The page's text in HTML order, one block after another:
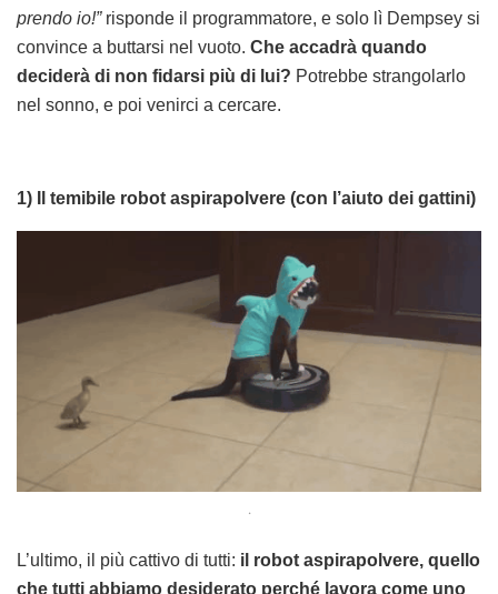
prendo io!”risponde il programmatore, e solo lì Dempsey si
convince a buttarsi nel vuoto. Che accadrà quando
deciderà di non fidarsi più di lui? Potrebbe strangolarlo
nel sonno, e poi venirci a cercare.
1) Il temibile robot aspirapolvere (con l’aiuto dei gattini)
.
L’ultimo, il più cattivo di tutti: il robot aspirapolvere, quello
che tutti abbiamo desiderato perché lavora come uno